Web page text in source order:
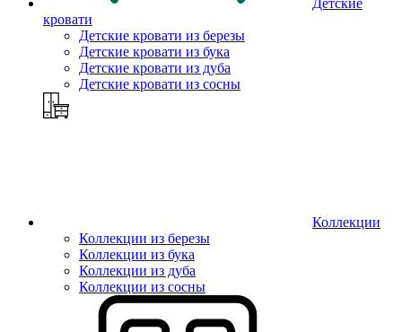
кровати
Детские кровати из березы
Детские кровати из бука
Детские кровати из дуба
Детские кровати из сосны
Коллекции
Коллекции из березы
Коллекции из бука
Коллекции из дуба
Коллекции из сосны